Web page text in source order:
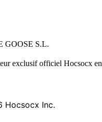
GOOSE S.L.
exclusif officiel Hocsocx en
Hocsocx Inc.